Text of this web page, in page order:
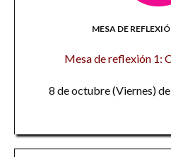
MESA DE
Mesa de reflexión 1:
8 de octubre (Viernes)